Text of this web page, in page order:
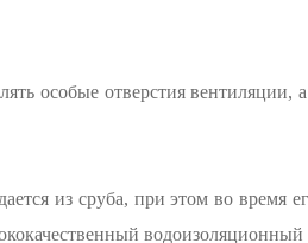
особые отверстия вентиляции,
из сруба, при этом во время
водоизоляционный